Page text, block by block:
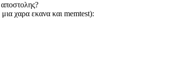
χαρα εκανα και memtest):